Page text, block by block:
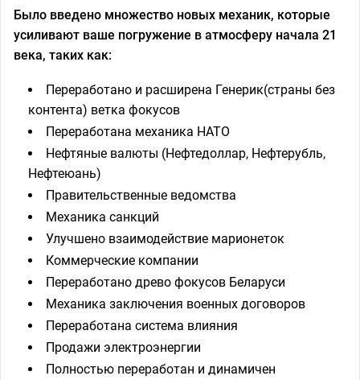
Было введено множество новых механик, которые
усиливают ваше погружение в атмосферу начала 21
века, таких как:
Переработано и расширена Генерик(страны без
контента) ветка фокусов
Переработана механика НАТО
Нефтяные валюты (Нефтедоллар, Нефтерубль,
Нефтеюань)
Правительственные ведомства
Механика санкций
Улучшено взаимодействие марионеток
Коммерческие компании
Переработано древо фокусов Беларуси
Механика заключения военных договоров
Переработана система влияния
Продажи электроэнергии
Полностью переработан и динамичен